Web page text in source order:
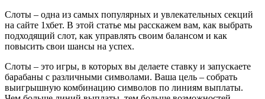
Слоты – одна из самых популярных и увлекательных секций
на сайте 1хбет. В этой статье мы расскажем вам, как выбрать
подходящий слот, как управлять своим балансом и как
повысить свои шансы на успех.
Слоты – это игры, в которых вы делаете ставку и запускаете
барабаны с различными символами. Ваша цель – собрать
выигрышную комбинацию символов по линиям выплаты.